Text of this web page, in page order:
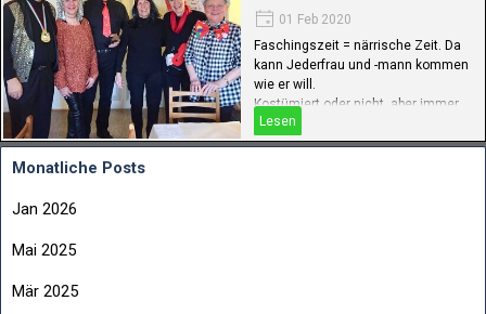
01 Feb 2020
Faschingszeit = närrische Zeit. Da
kann Jederfrau und -mann kommen
wie er will.
Kostümiert oder nicht, aber immer
mit Humor. So war es auch bei
diesem Treff.
Lesen
Monatliche Posts
Jan 2026
Mai 2025
Mär 2025